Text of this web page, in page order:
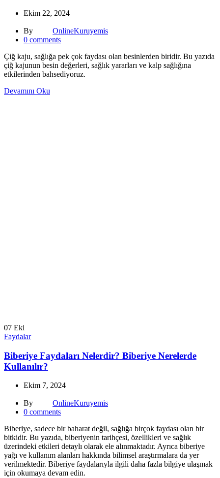
Ekim 22, 2024
By
OnlineKuruyemis
0 comments
Çiğ kaju, sağlığa pek çok faydası olan besinlerden biridir. Bu yazıda
çiğ kajunun besin değerleri, sağlık yararları ve kalp sağlığına
etkilerinden bahsediyoruz.
Devamını Oku
07 Eki
Faydalar
Biberiye Faydaları Nelerdir? Biberiye Nerelerde
Kullanılır?
Ekim 7, 2024
By
OnlineKuruyemis
0 comments
Biberiye, sadece bir baharat değil, sağlığa birçok faydası olan bir
bitkidir. Bu yazıda, biberiyenin tarihçesi, özellikleri ve sağlık
üzerindeki etkileri detaylı olarak ele alınmaktadır. Ayrıca biberiye
yağı ve kullanım alanları hakkında bilimsel araştırmalara da yer
verilmektedir. Biberiye faydalarıyla ilgili daha fazla bilgiye ulaşmak
için okumaya devam edin.